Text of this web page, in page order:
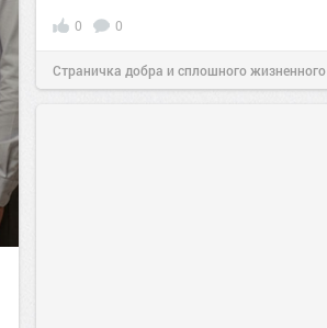
0 0
Страничка добра и сплошного жизненного